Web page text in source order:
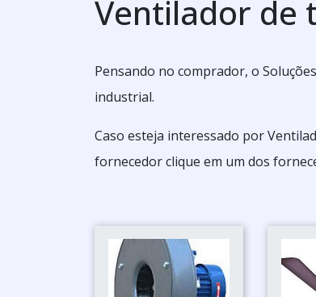
Ventilador de
Pensando no comprador, o
industrial.
Caso esteja interessado por
fornecedor clique em um dos